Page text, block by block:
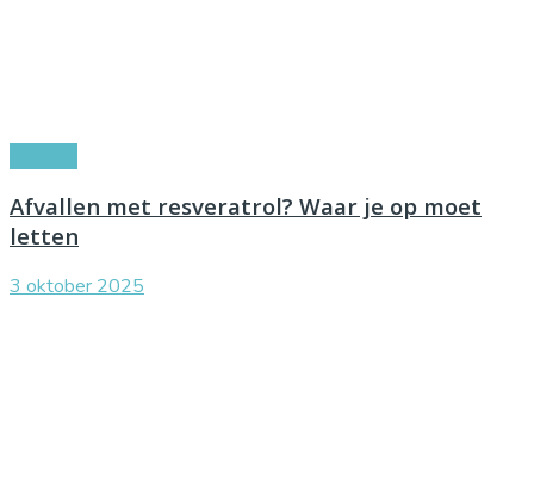
Afvallen met resveratrol? Waar je op moet
letten
3 oktober 2025